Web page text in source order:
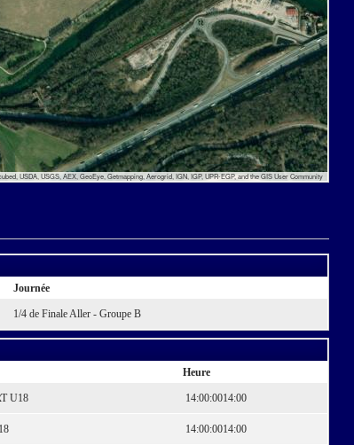
USDA, USGS, AEX, GeoEye, Getmapping, Aerogrid, IGN, IGP, UPR-EGP, and the GIS User Community
Journée
1/4 de Finale Aller - Groupe B
Heure
U18 14:00:0014:00
14:00:0014:00